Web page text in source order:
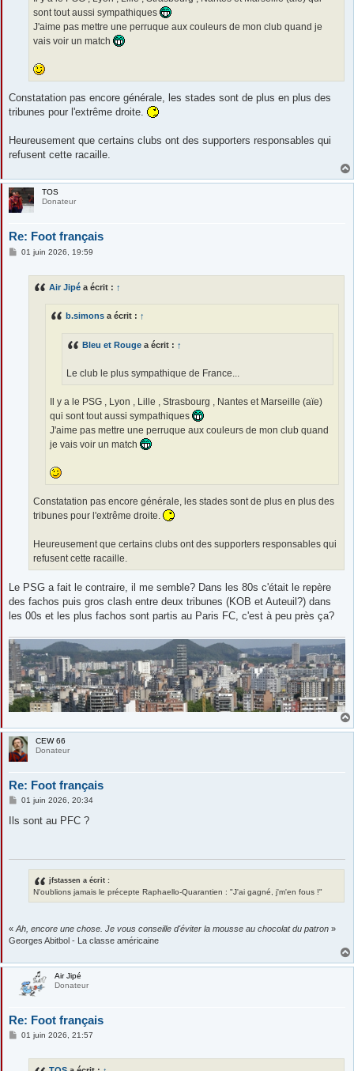
sont tout aussi sympathiques
J'aime pas mettre une perruque aux couleurs de mon club quand je
vais voir un match
Constatation pas encore générale, les stades sont de plus en plus des
tribunes pour l'extrême droite.
Heureusement que certains clubs ont des supporters responsables qui
refusent cette racaille.
TOS
Donateur
Re: Foot français
M01 juin 2026, 19:59
Air Jipé a écrit : ↑
b.simons a écrit : ↑
Bleu et Rouge a écrit : ↑
Le club le plus sympathique de France...
Il y a le PSG , Lyon , Lille , Strasbourg , Nantes et Marseille (aïe)
qui sont tout aussi sympathiques
J'aime pas mettre une perruque aux couleurs de mon club quand
je vais voir un match
Constatation pas encore générale, les stades sont de plus en plus des
tribunes pour l'extrême droite.
Heureusement que certains clubs ont des supporters responsables qui
refusent cette racaille.
Le PSG a fait le contraire, il me semble? Dans les 80s c'était le repère
des fachos puis gros clash entre deux tribunes (KOB et Auteuil?) dans
les 00s et les plus fachos sont partis au Paris FC, c'est à peu près ça?
CEW 66
Donateur
Re: Foot français
M
s
01 juin 2026, 20:34
Ils sont au PFC ?
jfstassen a écrit :
N'oublions jamais le précepte Raphaello-Quarantien : "J'ai gagné, j'm'en fous !"
« Ah, encore une chose. Je vous conseille d'éviter la mousse au chocolat du patron »
Georges Abitbol - La classe américaine
Air Jipé
Donateur
Re: Foot français
M01 juin 2026, 21:57